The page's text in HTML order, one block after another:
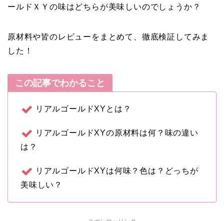
ールドＸＹの味はどちらが美味しいのでしょうか？
原材料や皆のレビューをまとめて、徹底検証してみま
した！
この記事でわかること
リアルゴールドXYとは？
リアルゴールドXYの原材料は何？味の違い
は？
リアルゴールドXYは何味？色は？どっちが
美味しい？